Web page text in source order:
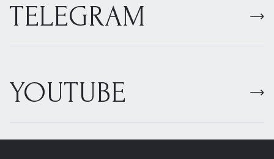
TELEGRAM
YOUTUBE